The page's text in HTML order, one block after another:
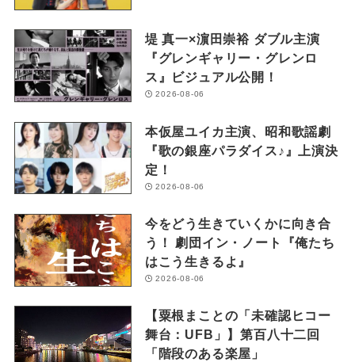
堤 真一×濵田崇裕 ダブル主演
『グレンギャリー・グレンロ
ス』ビジュアル公開！
2026-08-06
本仮屋ユイカ主演、昭和歌謡劇
『歌の銀座パラダイス♪』上演決
定！
2026-08-06
今をどう生きていくかに向き合
う！ 劇団イン・ノート『俺たち
はこう生きるよ』
2026-08-06
【粟根まことの「未確認ヒコー
舞台：UFB」】第百八十二回
「階段のある楽屋」